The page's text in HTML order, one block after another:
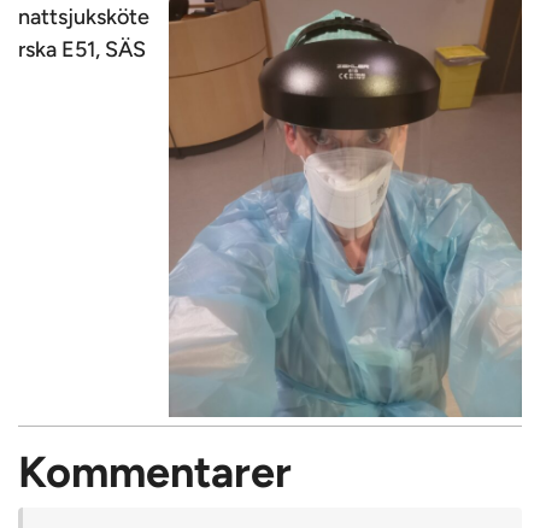
nattsjuksköte
rska E51, SÄS
Kommentarer